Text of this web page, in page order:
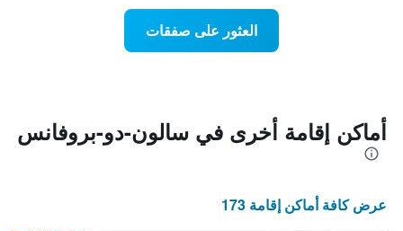
المخطط
1
محور
يعرض
العثور على صفقات
أماكن إقامة أخرى في سالون-دو-بروفانس
عرض كافة أماكن إقامة 173